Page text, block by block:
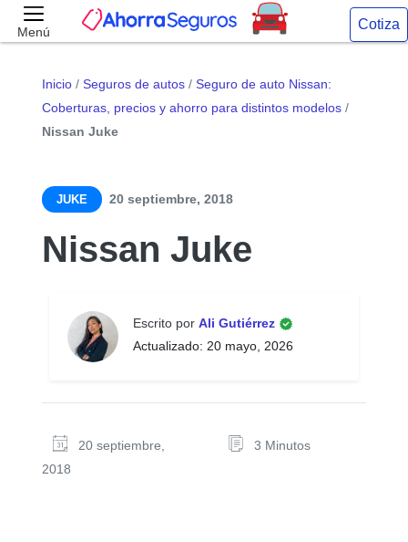
Menú Cotiza
Inicio / Seguros de autos / Seguro de auto Nissan:
Coberturas, precios y ahorro para distintos modelos /
Nissan Juke
JUKE 20 septiembre, 2018
Nissan Juke
Escrito por Ali Gutiérrez
Actualizado: 20 mayo, 2026
20 septiembre,
2018
3 Minutos